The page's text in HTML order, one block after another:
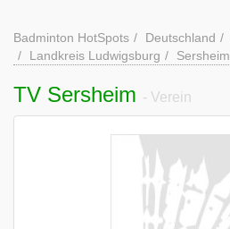
Badminton HotSpots Deutschland
Landkreis Ludwigsburg
Sersheim
TV Sersheim - Verein